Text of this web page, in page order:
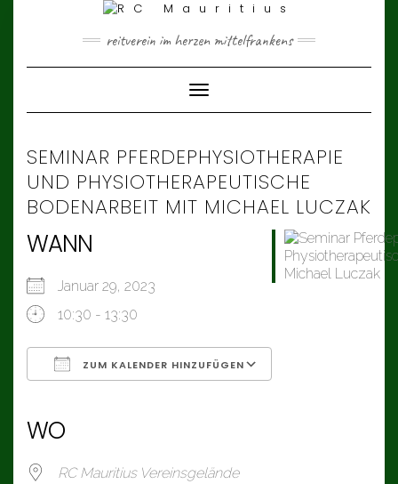
reitverein im herzen mittelfrankens
Toggle Navigation
SEMINAR PFERDEPHYSIOTHERAPIE
UND PHYSIOTHERAPEUTISCHE
BODENARBEIT MIT MICHAEL LUCZAK
WANN
Januar 29, 2023
10:30 - 13:30
ZUM KALENDER HINZUFÜGEN
WO
RC Mauritius Vereinsgelände